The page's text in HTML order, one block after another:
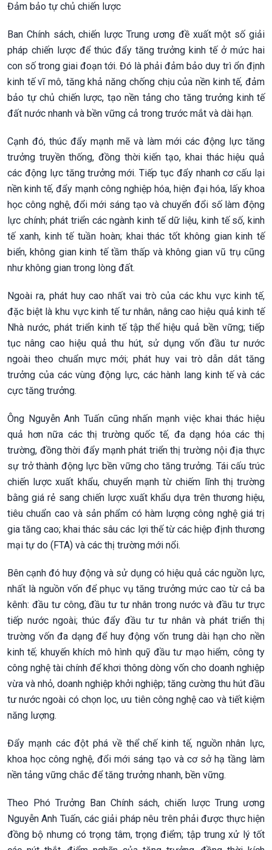
Đảm bảo tự chủ chiến lược
Ban Chính sách, chiến lược Trung ương đề xuất một số giải
pháp chiến lược để thúc đẩy tăng trưởng kinh tế ở mức hai
con số trong giai đoạn tới. Đó là phải đảm bảo duy trì ổn định
kinh tế vĩ mô, tăng khả năng chống chịu của nền kinh tế, đảm
bảo tự chủ chiến lược, tạo nền tảng cho tăng trưởng kinh tế
đất nước nhanh và bền vững cả trong trước mắt và dài hạn.
Cạnh đó, thúc đẩy mạnh mẽ và làm mới các động lực tăng
trưởng truyền thống, đồng thời kiến tạo, khai thác hiệu quả
các động lực tăng trưởng mới. Tiếp tục đẩy nhanh cơ cấu lại
nền kinh tế, đẩy mạnh công nghiệp hóa, hiện đại hóa, lấy khoa
học công nghệ, đổi mới sáng tạo và chuyển đổi số làm động
lực chính; phát triển các ngành kinh tế dữ liệu, kinh tế số, kinh
tế xanh, kinh tế tuần hoàn; khai thác tốt không gian kinh tế
biển, không gian kinh tế tầm thấp và không gian vũ trụ cũng
như không gian trong lòng đất.
Ngoài ra, phát huy cao nhất vai trò của các khu vực kinh tế,
đặc biệt là khu vực kinh tế tư nhân, nâng cao hiệu quả kinh tế
Nhà nước, phát triển kinh tế tập thể hiệu quả bền vững; tiếp
tục nâng cao hiệu quả thu hút, sử dụng vốn đầu tư nước
ngoài theo chuẩn mực mới; phát huy vai trò dẫn dắt tăng
trưởng của các vùng động lực, các hành lang kinh tế và các
cực tăng trưởng.
Ông Nguyễn Anh Tuấn cũng nhấn mạnh việc khai thác hiệu
quả hơn nữa các thị trường quốc tế, đa dạng hóa các thị
trường, đồng thời đẩy mạnh phát triển thị trường nội địa thực
sự trở thành động lực bền vững cho tăng trưởng. Tái cấu trúc
chiến lược xuất khẩu, chuyển mạnh từ chiếm lĩnh thị trường
bằng giá rẻ sang chiến lược xuất khẩu dựa trên thương hiệu,
tiêu chuẩn cao và sản phẩm có hàm lượng công nghệ giá trị
gia tăng cao; khai thác sâu các lợi thế từ các hiệp định thương
mại tự do (FTA) và các thị trường mới nổi.
Bên cạnh đó huy động và sử dụng có hiệu quả các nguồn lực,
nhất là nguồn vốn để phục vụ tăng trưởng mức cao từ cả ba
kênh: đầu tư công, đầu tư tư nhân trong nước và đầu tư trực
tiếp nước ngoài; thúc đẩy đầu tư tư nhân và phát triển thị
trường vốn đa dạng để huy động vốn trung dài hạn cho nền
kinh tế; khuyến khích mô hình quỹ đầu tư mạo hiểm, công ty
công nghệ tài chính để khơi thông dòng vốn cho doanh nghiệp
vừa và nhỏ, doanh nghiệp khởi nghiệp; tăng cường thu hút đầu
tư nước ngoài có chọn lọc, ưu tiên công nghệ cao và tiết kiệm
năng lượng.
Đẩy mạnh các đột phá về thể chế kinh tế, nguồn nhân lực,
khoa học công nghệ, đổi mới sáng tạo và cơ sở hạ tầng làm
nền tảng vững chắc để tăng trưởng nhanh, bền vững.
Theo Phó Trưởng Ban Chính sách, chiến lược Trung ương
Nguyễn Anh Tuấn, các giải pháp nêu trên phải được thực hiện
đồng bộ nhưng có trọng tâm, trọng điểm; tập trung xử lý tốt